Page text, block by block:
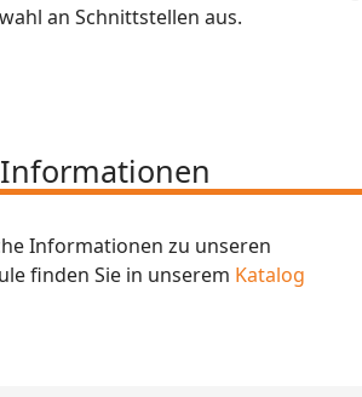
an Schnittstellen aus.
Informationen zu unseren
finden Sie in unserem Katalog